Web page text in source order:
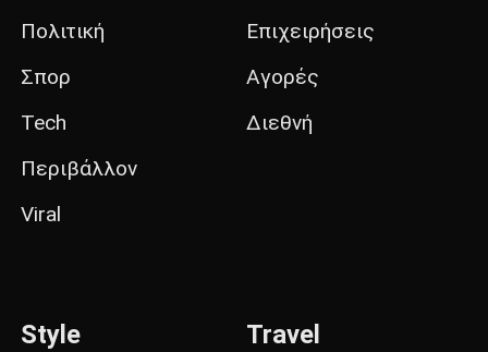
Πολιτική
Σπορ
Tech
Περιβάλλον
Viral
Επιχειρήσεις
Αγορές
Διεθνή
Style Travel